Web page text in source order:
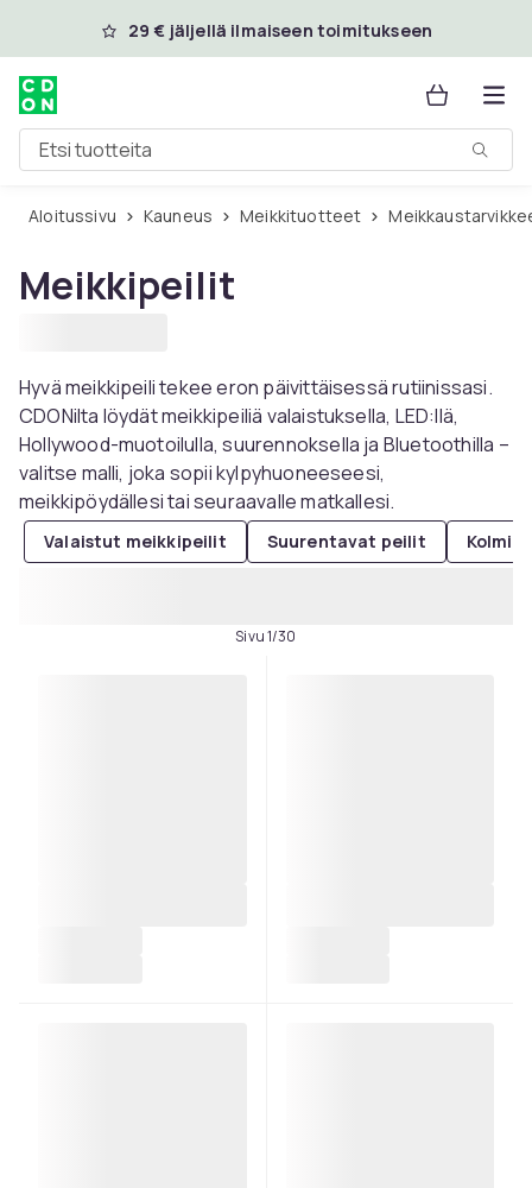
Ohita ja siirry pääsisältöön
29 € jäljellä ilmaiseen toimitukseen
Etsi tuotteita
Aloitussivu Kauneus Meikkituotteet
Meikkipeilit
Hyvä meikkipeili tekee eron päivittäisessä rutiinissasi.
CDONilta löydät meikkipeiliä valaistuksella, LED:llä,
Hollywood-muotoilulla, suurennoksella ja Bluetoothilla –
valitse malli, joka sopii kylpyhuoneeseesi,
meikkipöydällesi tai seuraavalle matkallesi.
Valaistut meikkipeilit Suurentavat peilit
Sivu 1/30